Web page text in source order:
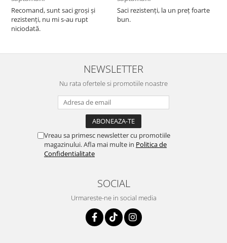
Recomand, sunt saci groși și
rezistenți, nu mi s-au rupt
niciodată.
Saci rezistenți, la un preț foarte
bun.
NEWSLETTER
Nu rata ofertele si promotiile noastre
Vreau sa primesc newsletter cu promotiile
magazinului. Afla mai multe in Politica de
Confidentialitate
SOCIAL
Urmareste-ne in social media